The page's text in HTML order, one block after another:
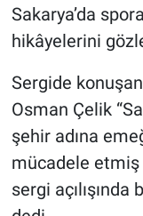
Sakarya’da
hikâyelerini
Sergide
Osman Çelik
şehir adına
mücadele etmiş
sergi